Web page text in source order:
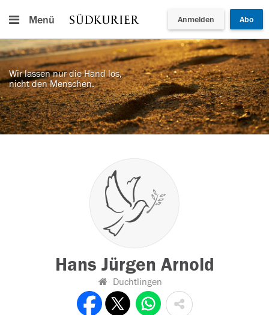
Menü Anmelden Abo
Wir lassen nur die Hand los,
nicht den Menschen.
Hans Jürgen Arnold
Duchtlingen